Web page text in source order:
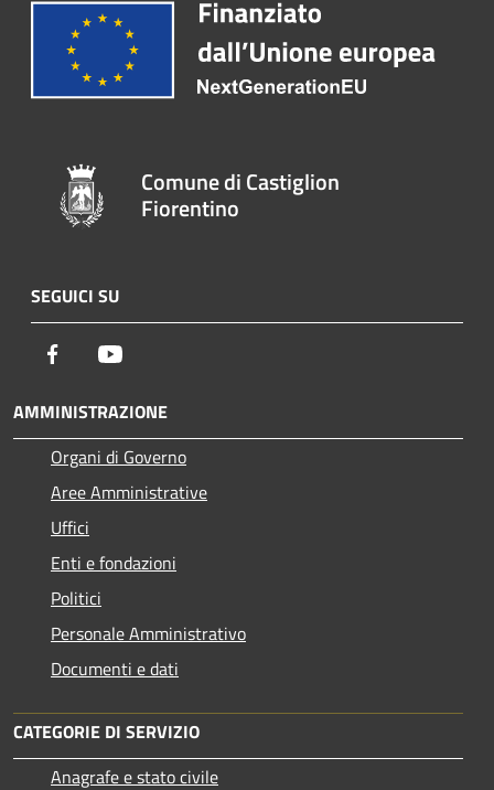
Comune di Castiglion
Fiorentino
SEGUICI SU
Facebook
AMMINISTRAZIONE
Organi di Governo
Aree Amministrative
Uffici
Enti e fondazioni
Politici
Personale Amministrativo
Documenti e dati
CATEGORIE DI SERVIZIO
Anagrafe e stato civile